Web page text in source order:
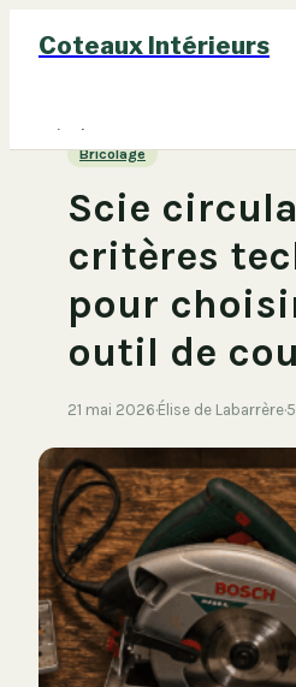
Coteaux Intérieurs
Bricolage
Maison
Bricolage
Scie
critères
pour
outil de
21 mai 2026·Élise de Labarrère·